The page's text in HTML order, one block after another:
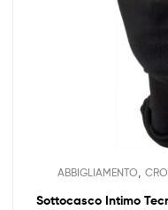
ABBIGLIAMENTO
Sottocasco Intimo